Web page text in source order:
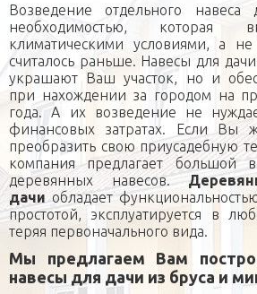
Возведение отдельного навеса
необходимостью, которая
климатическими условиями, а
считалось раньше. Навесы для
украшают Ваш участок, но и
при нахождении за городом на
года. А их возведение не
финансовых затратах. Если Вы
преобразить свою приусадебную
компания предлагает большой
деревянных навесов.
дачиобладает
простотой, эксплуатируется в
теряя первоначального вида.
Мы предлагаем Вам
навесы для дачи из бруса и